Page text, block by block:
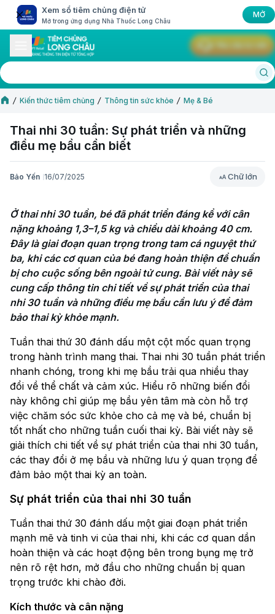
Xem sổ tiêm chủng điện tử
Mở trong ứng dụng Nhà Thuốc Long Châu
MỞ
Kiến thức tiêm chủng Thông tin sức khỏe Mẹ & Bé
Thai nhi 30 tuần: Sự phát triển và những
điều mẹ bầu cần biết
Bảo Yến 16/07/2025 Chữ lớn
Chữ lớn
Ở thai nhi 30 tuần, bé đã phát triển đáng kể với cân
nặng khoảng 1,3–1,5 kg và chiều dài khoảng 40 cm.
Đây là giai đoạn quan trọng trong tam cá nguyệt thứ
ba, khi các cơ quan của bé đang hoàn thiện để chuẩn
bị cho cuộc sống bên ngoài tử cung. Bài viết này sẽ
cung cấp thông tin chi tiết về sự phát triển của thai
nhi 30 tuần và những điều mẹ bầu cần lưu ý để đảm
bảo thai kỳ khỏe mạnh.
Tuần thai thứ 30 đánh dấu một cột mốc quan trọng
trong hành trình mang thai. Thai nhi 30 tuần phát triển
nhanh chóng, trong khi mẹ bầu trải qua nhiều thay
đổi về thể chất và cảm xúc. Hiểu rõ những biến đổi
này không chỉ giúp mẹ bầu yên tâm mà còn hỗ trợ
việc chăm sóc sức khỏe cho cả mẹ và bé, chuẩn bị
tốt nhất cho những tuần cuối thai kỳ. Bài viết này sẽ
giải thích chi tiết về sự phát triển của thai nhi 30 tuần,
các thay đổi ở mẹ bầu và những lưu ý quan trọng để
đảm bảo một thai kỳ an toàn.
Sự phát triển của thai nhi 30 tuần
Tuần thai thứ 30 đánh dấu một giai đoạn phát triển
mạnh mẽ và tinh vi của thai nhi, khi các cơ quan dần
hoàn thiện và các hoạt động bên trong bụng mẹ trở
nên rõ rệt hơn, mở đầu cho những chuẩn bị quan
trọng trước khi chào đời.
Kích thước và cân nặng